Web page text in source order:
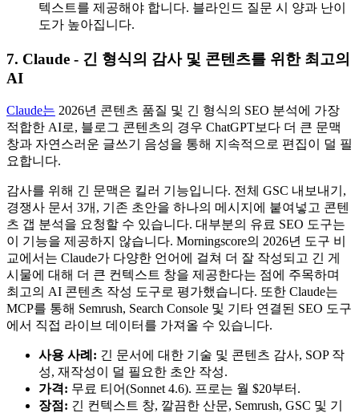
텍스트를 제공해야 합니다. 블라인드 질문 시 양과 난이
도가 높아집니다.
7. Claude - 긴 형식의 감사 및 콘텐츠를 위한 최고의
AI
Claude는 2026년 콘텐츠 품질 및 긴 형식의 SEO 분석에 가장
적합한 AI로, 블로그 콘텐츠의 경우 ChatGPT보다 더 큰 문맥
창과 자연스러운 글쓰기 음성을 통해 지속적으로 편집이 덜 필
요합니다.
감사를 위해 긴 문맥은 킬러 기능입니다. 전체 GSC 내보내기,
경쟁사 문서 3개, 기존 초안을 하나의 메시지에 붙여넣고 콘텐
츠 갭 분석을 요청할 수 있습니다. 대부분의 유료 SEO 도구는
이 기능을 제공하지 않습니다. Morningscore의 2026년 도구 비
교에서는 Claude가 다양한 언어에 걸쳐 더 잘 작성되고 긴 게
시물에 대해 더 큰 컨텍스트 창을 제공한다는 점에 주목하며
최고의 AI 콘텐츠 작성 도구로 평가했습니다. 또한 Claude는
MCP를 통해 Semrush, Search Console 및 기타 연결된 SEO 도구
에서 직접 라이브 데이터를 가져올 수 있습니다.
사용 사례: 긴 문서에 대한 기술 및 콘텐츠 감사, SOP 작
성, 재작성이 덜 필요한 초안 작성.
가격: 무료 티어(Sonnet 4.6). 프로는 월 $20부터.
장점: 긴 컨텍스트 창, 깔끔한 산문, Semrush, GSC 및 기